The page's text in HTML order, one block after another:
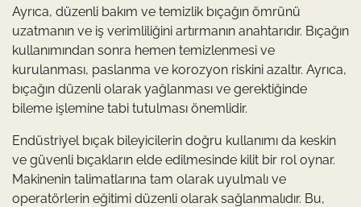
Ayrıca, düzenli bakım ve temizlik bıçağın ömrünü
uzatmanın ve iş verimliliğini artırmanın anahtarıdır. Bıçağın
kullanımından sonra hemen temizlenmesi ve
kurulanması, paslanma ve korozyon riskini azaltır. Ayrıca,
bıçağın düzenli olarak yağlanması ve gerektiğinde
bileme işlemine tabi tutulması önemlidir.
Endüstriyel bıçak bileyicilerin doğru kullanımı da keskin
ve güvenli bıçakların elde edilmesinde kilit bir rol oynar.
Makinenin talimatlarına tam olarak uyulmalı ve
operatörlerin eğitimi düzenli olarak sağlanmalıdır. Bu,